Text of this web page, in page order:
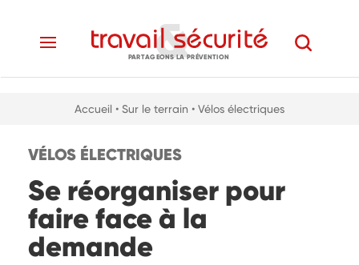
PARTAGEONS LA PRÉVENTION
Accueil • Sur le terrain • Vélos électriques
VÉLOS ÉLECTRIQUES
Se réorganiser pour
faire face à la
demande